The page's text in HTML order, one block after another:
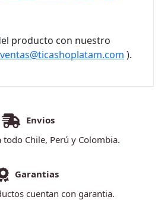
producto con nuestro
ventas@ticashoplatam.com ).
Envios
todo Chile, Perú y Colombia.
Garantias
cuentan con garantia.